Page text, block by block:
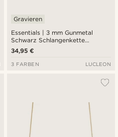
Essentials | 3 mm Gunmetal
Schwarz Schlangenkette
Halskette
Gravieren
34,95 €
3 FARBEN LUCLEON